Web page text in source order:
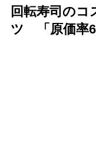
回転寿司のコ
ツ 「原価率